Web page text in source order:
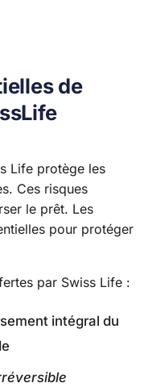
de
Life protège les
Ces risques
le prêt. Les
pour protéger
par Swiss Life :
intégral du